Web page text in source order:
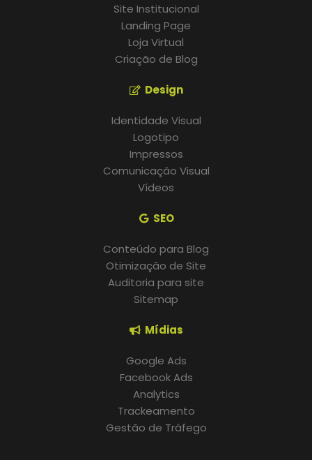
Site Institucional
Landing Page
Loja Virtual
Criação de Blog
Design
Identidade Visual
Logotipo
Impressos
Comunicação Visual
Vídeos
SEO
Conteúdo para Blog
Otimização de Site
Auditoria para site
Sitemap
Mídias
Google Ads
Facebook Ads
Analytics
Trackeamento
Gestão de Tráfego